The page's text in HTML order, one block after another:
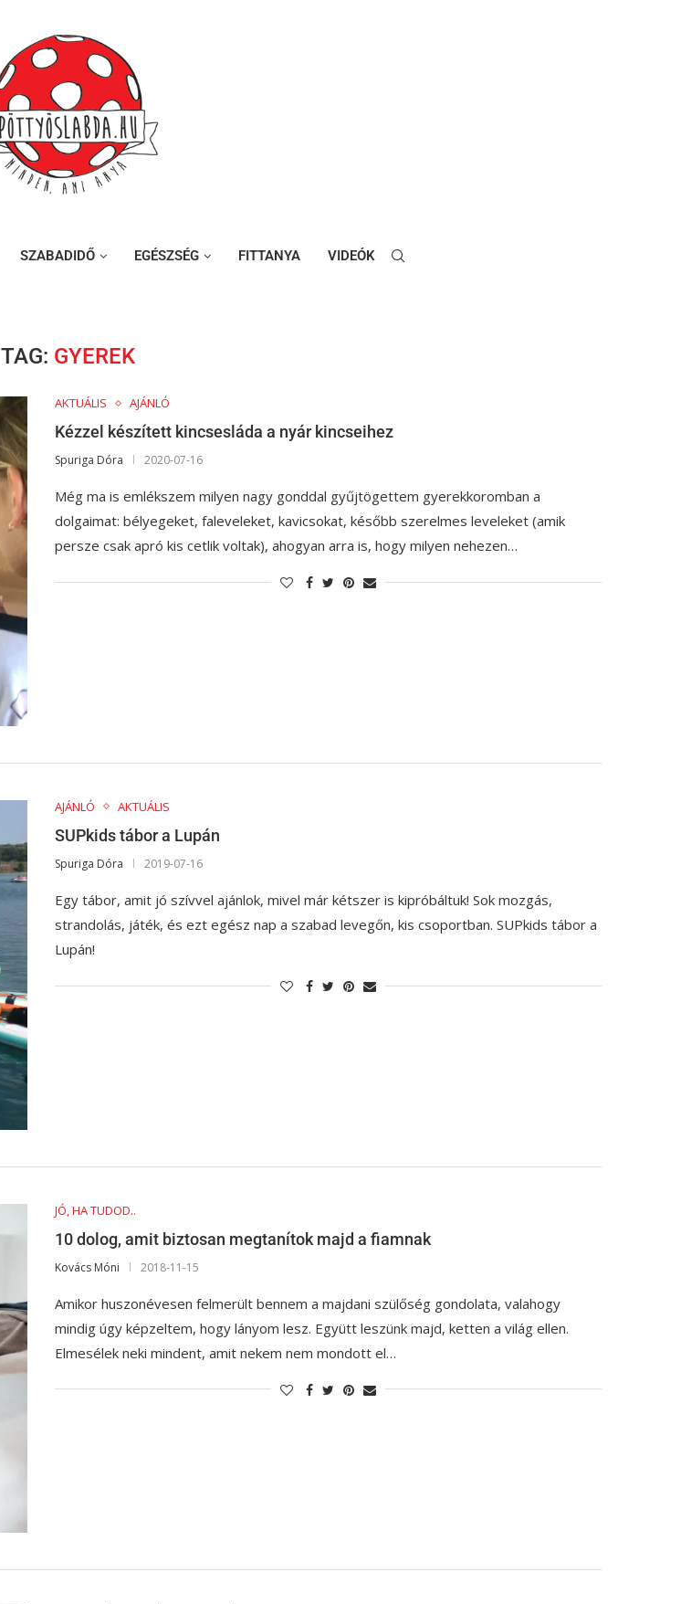
SZABADIDŐ EGÉSZSÉG FITTANYA VIDEÓK
TAG: GYEREK
AKTUÁLIS AJÁNLÓ
Kézzel készített kincsesláda a nyár kincseihez
Spuriga Dóra 2020-07-16
Még ma is emlékszem milyen nagy gonddal gyűjtögettem gyerekkoromban a
dolgaimat: bélyegeket, faleveleket, kavicsokat, később szerelmes leveleket (amik
persze csak apró kis cetlik voltak), ahogyan arra is, hogy milyen nehezen…
AJÁNLÓ AKTUÁLIS
SUPkids tábor a Lupán
Spuriga Dóra 2019-07-16
Egy tábor, amit jó szívvel ajánlok, mivel már kétszer is kipróbáltuk! Sok mozgás,
strandolás, játék, és ezt egész nap a szabad levegőn, kis csoportban. SUPkids tábor a
Lupán!
JÓ, HA TUDOD..
10 dolog, amit biztosan megtanítok majd a fiamnak
Kovács Móni 2018-11-15
Amikor huszonévesen felmerült bennem a majdani szülőség gondolata, valahogy
mindig úgy képzeltem, hogy lányom lesz. Együtt leszünk majd, ketten a világ ellen.
Elmesélek neki mindent, amit nekem nem mondott el…